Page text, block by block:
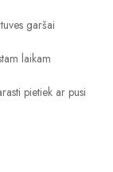
garšai
laikam
pietiek ar pusi